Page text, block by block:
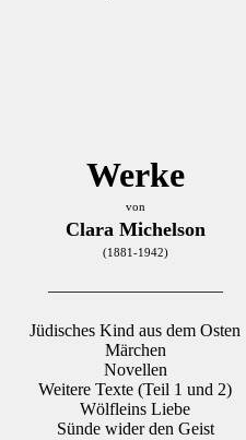
Werke
von
Clara Michelson
(1881-1942)
Jüdisches Kind aus dem Osten
Märchen
Novellen
Weitere Texte (Teil 1 und 2)
Wölfleins Liebe
Sünde wider den Geist